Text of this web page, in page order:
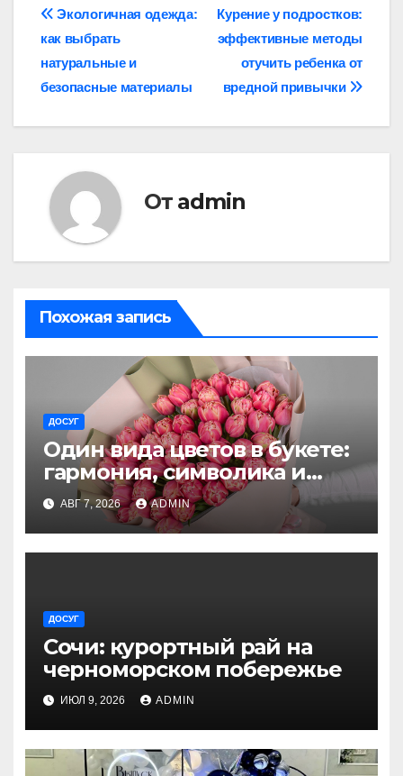
Навигация
по
записям
Курение у подростков:
эффективные методы
отучить ребенка от
вредной привычки
Экологичная одежда:
как выбрать
натуральные и
безопасные материалы
От admin
Похожая запись
ДОСУГ
Один вида цветов в букете:
гармония, символика и
секреты ухода
АВГ 7, 2026 ADMIN
ДОСУГ
Сочи: курортный рай на
черноморском побережье
ИЮЛ 9, 2026 ADMIN